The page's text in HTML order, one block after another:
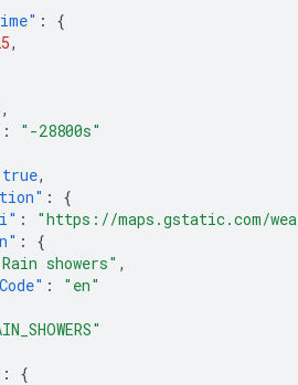
:
{
,
,
:
"-28800s"
true,
:
{
:
"https://maps.gstatic.com/
:
{
showers" ,
:
"en"
:
{